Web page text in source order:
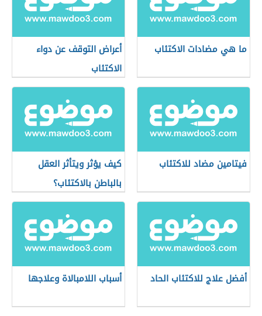
ما هي مضادات الاكتئاب
أعراض التوقف عن دواء
الاكتئاب
فيتامين مضاد للاكتئاب
كيف يؤثر ويتأثر العقل
بالباطن بالاكتئاب؟
أفضل علاج للاكتئاب الحاد أسباب اللامبالاة وعلاجها